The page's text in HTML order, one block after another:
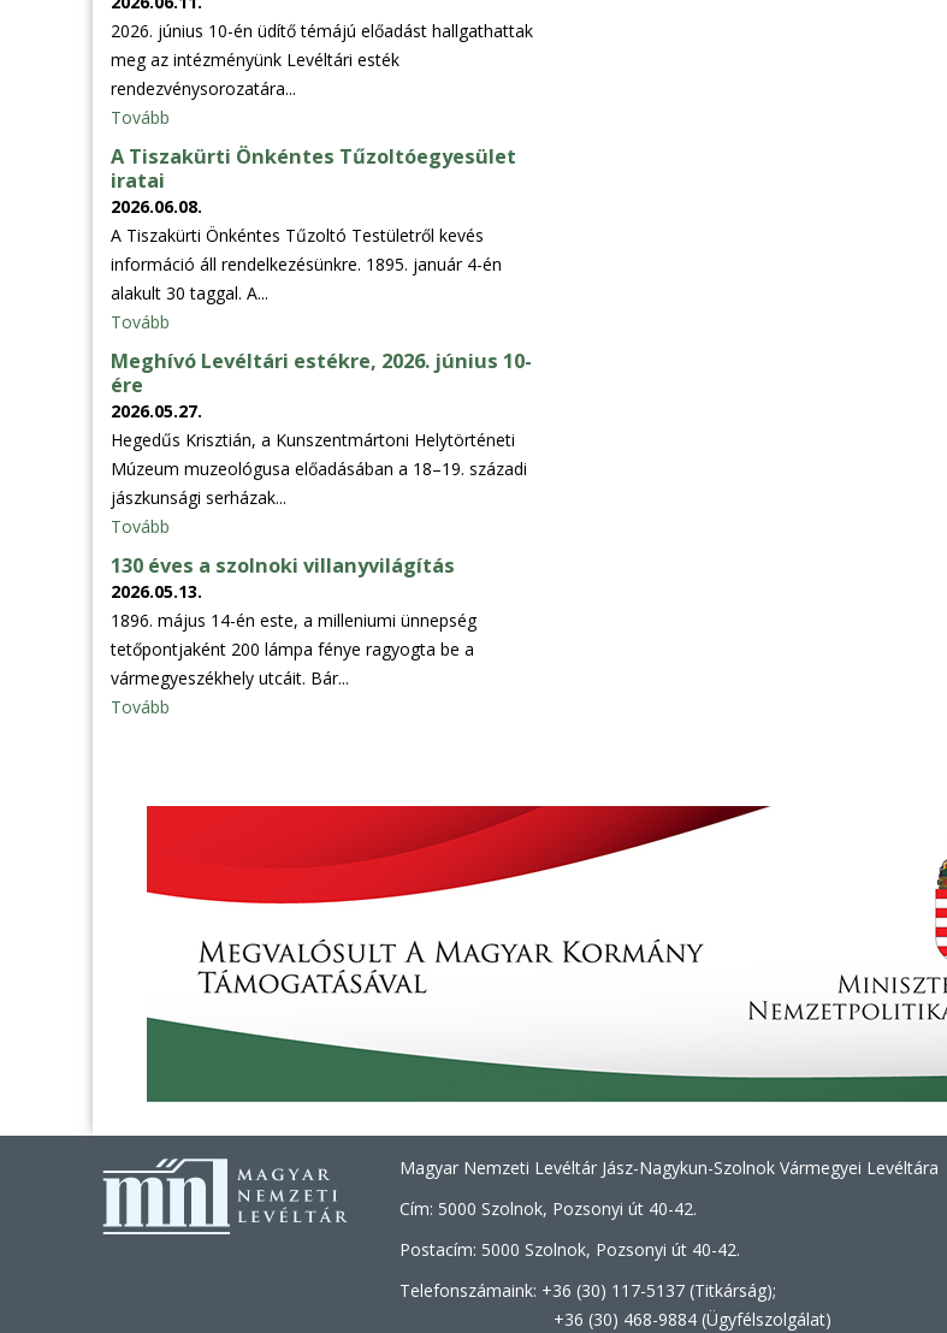
2026. június 10-én üdítő témájú előadást hallgathattak
meg az intézményünk Levéltári esték
rendezvénysorozatára...
Tovább
A Tiszakürti Önkéntes Tűzoltóegyesület
iratai
2026.06.08.
A Tiszakürti Önkéntes Tűzoltó Testületről kevés
információ áll rendelkezésünkre. 1895. január 4-én
alakult 30 taggal. A...
Tovább
Meghívó Levéltári estékre, 2026. június 10-
ére
2026.05.27.
Hegedűs Krisztián, a Kunszentmártoni Helytörténeti
Múzeum muzeológusa előadásában a 18–19. századi
jászkunsági serházak...
Tovább
130 éves a szolnoki villanyvilágítás
2026.05.13.
1896. május 14-én este, a milleniumi ünnepség
tetőpontjaként 200 lámpa fénye ragyogta be a
vármegyeszékhely utcáit. Bár...
Tovább
Magyar Nemzeti Levéltár Jász-Nagykun-Szolnok Vármegyei Levéltára
Cím: 5000 Szolnok, Pozsonyi út 40-42.
Postacím: 5000 Szolnok, Pozsonyi út 40-42.
Telefonszámaink: +36 (30) 117-5137 (Titkárság);
+36 (30) 468-9884 (Ügyfélszolgálat)